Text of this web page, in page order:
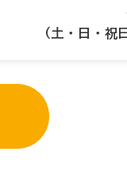
（土・日・祝